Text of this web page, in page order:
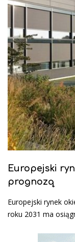
Europejski
prognozą
Europejski rynek
roku 2031 ma